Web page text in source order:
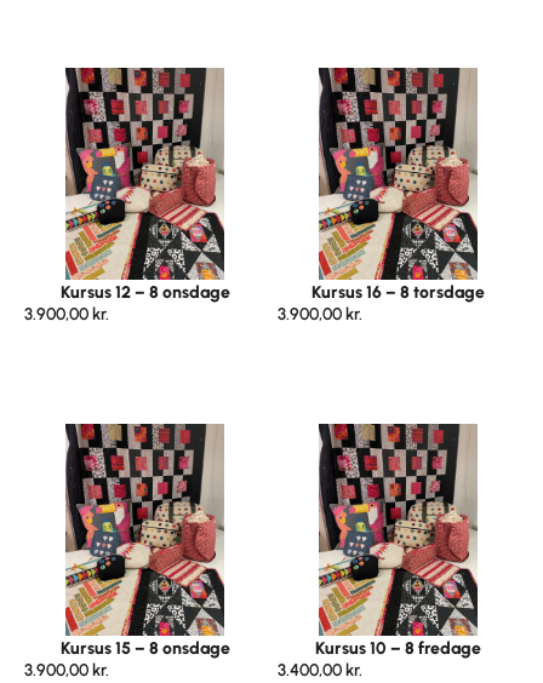
Kursus 12 – 8 onsdage
3.900,00 kr.
Kursus 16 – 8 torsdage
3.900,00 kr.
Kursus 15 – 8 onsdage
3.900,00 kr.
Kursus 10 – 8 fredage
3.400,00 kr.